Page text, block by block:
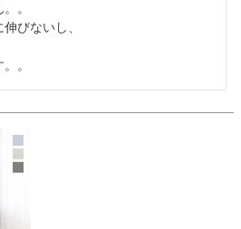
。
びないし、
。